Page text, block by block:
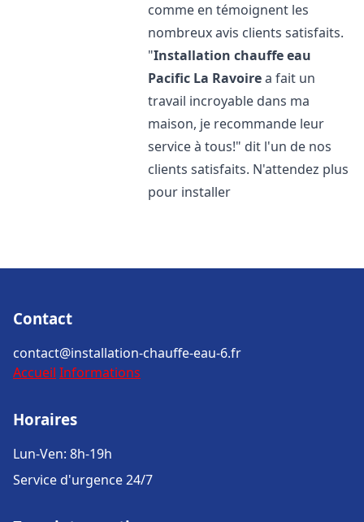
comme en témoignent les
nombreux avis clients satisfaits.
"Installation chauffe eau
Pacific La Ravoirea fait un
travail incroyable dans ma
maison, je recommande leur
service à tous!" dit l'un de nos
clients satisfaits. N'attendez plus
pour installer
Contact
contact@installation-chauffe-eau-6.fr
Accueil Informations
Horaires
Lun-Ven: 8h-19h
Service d'urgence 24/7